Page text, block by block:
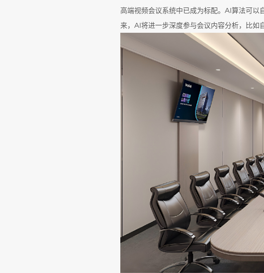
高端视频会议系统中已成为标配。AI算法可以
来，AI将进一步深度参与会议内容分析，比如